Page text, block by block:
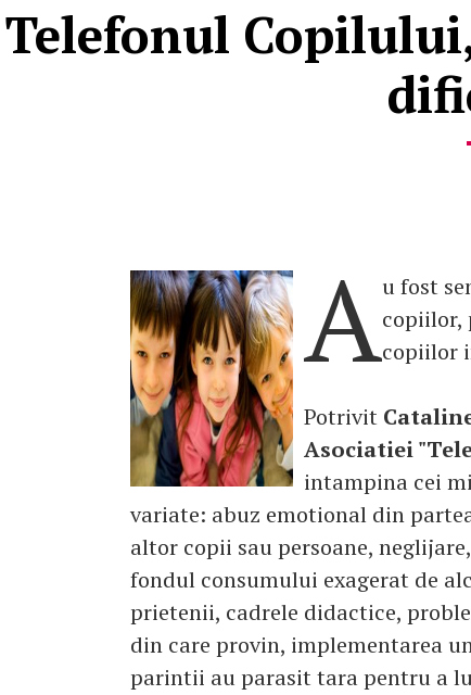
Telefonul
Au fost
copiilor,
copiilor
Potrivit
Asociatiei
intampina cei
variate: abuz emotional din
altor copii sau persoane,
fondul consumului exagerat de
prietenii, cadrele didactice,
din care provin, implementarea
parintii au parasit tara pentru a